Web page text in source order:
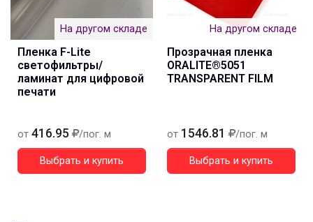
На другом складе
Пленка F-Lite
светофильтры/
ламинат для цифровой
печати
от 416.95 /пог. м
Выбрать и купить
На другом складе
Прозрачная пленка
ORALITE®5051
TRANSPARENT FILM
от 1546.81 /пог. м
Выбрать и купить